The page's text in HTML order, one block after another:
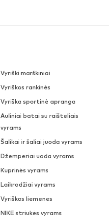
Vyriški marškiniai
Vyriškos rankinės
Vyriška sportinė apranga
Auliniai batai su raišteliais
vyrams
Šalikai ir šaliai juoda vyrams
Džemperiai uoda vyrams
Kuprinės vyrams
Laikrodžiai vyrams
Vyriškos liemenes
NIKE striukės vyrams